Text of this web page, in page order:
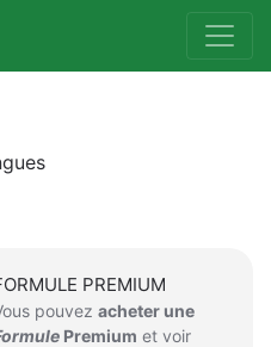
PREMIUM
pouvez acheter une
Premium et voir